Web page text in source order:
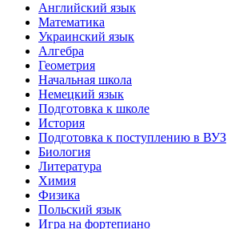
Английский язык
Математика
Украинский язык
Алгебра
Геометрия
Начальная школа
Немецкий язык
Подготовка к школе
История
Подготовка к поступлению в ВУЗ
Биология
Литература
Химия
Физика
Польский язык
Игра на фортепиано